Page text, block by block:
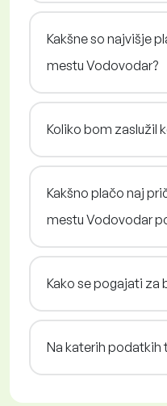
Kakšne so najvišje
mestu Vodovodar?
Koliko bom zaslužil
Kakšno plačo naj
mestu Vodovodar
Kako se pogajati za
Na katerih podatkih